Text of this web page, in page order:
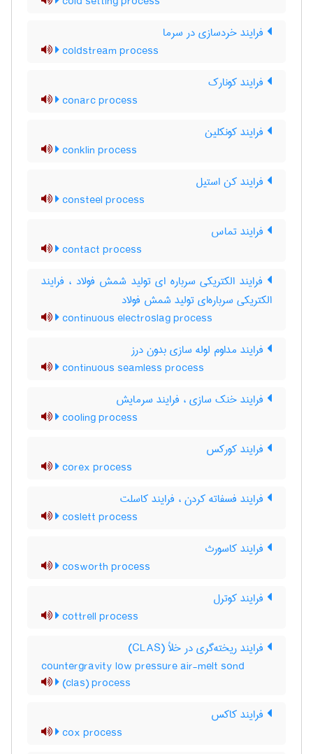
فرایند خردسازی در سرما
coldstream process
فرایند کونارک
conarc process
فرایند کونکلین
conklin process
فرایند کن استیل
consteel process
فرایند تماس
contact process
فرایند الکتریکی سرباره ای تولید شمش فولاد ، فرایند
الکتریکی سرباره‌ای تولید شمش فولاد
continuous electroslag process
فرایند مداوم لوله سازی بدون درز
continuous seamless process
فرایند خنک سازی ، فرایند سرمایش
cooling process
فرایند کورکس
corex process
فرایند فسفاته کردن ، فرایند کاسلت
coslett process
فرایند کاسورث
cosworth process
فرایند کوترل
cottrell process
فرایند ریخته‌گری در خلأ (CLAS)
countergravity low pressure air-melt sond
(clas) process
فرایند کاکس
cox process